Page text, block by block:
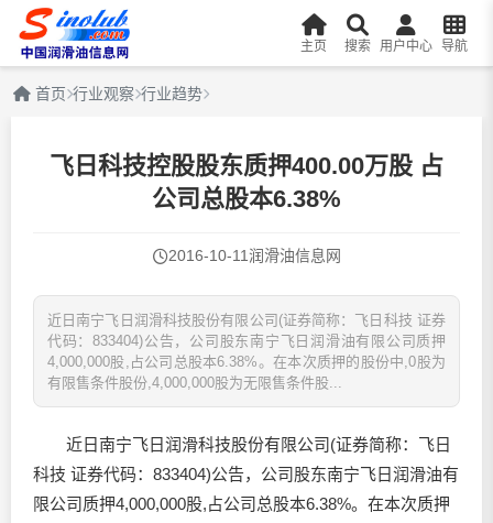
主页 搜索 用户中心 导航
首页 行业观察 行业趋势
飞日科技控股股东质押400.00万股 占
公司总股本6.38%
2016-10-11润滑油信息网
近日南宁飞日润滑科技股份有限公司(证券简称：飞日科技 证券
代码：833404)公告，公司股东南宁飞日润滑油有限公司质押
4,000,000股,占公司总股本6.38%。在本次质押的股份中,0股为
有限售条件股份,4,000,000股为无限售条件股...
近日南宁飞日润滑科技股份有限公司(证券简称：飞日
科技 证券代码：833404)公告，公司股东南宁飞日润滑油有
限公司质押4,000,000股,占公司总股本6.38%。在本次质押